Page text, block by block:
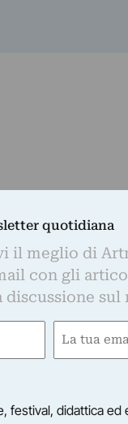
cliccare
quotidiana
il meglio di
con gli
discussione
Email
festival, didattica ed